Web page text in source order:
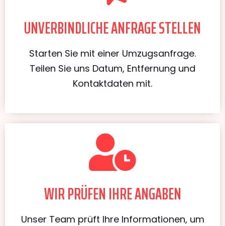
UNVERBINDLICHE ANFRAGE STELLEN
Starten Sie mit einer Umzugsanfrage.
Teilen Sie uns Datum, Entfernung und
Kontaktdaten mit.
WIR PRÜFEN IHRE ANGABEN
Unser Team prüft Ihre Informationen, um